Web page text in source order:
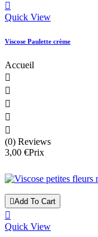

Quick View
Viscose Paulette crème
Accueil





(0) Reviews
3,00 €Prix
Add To Cart

Quick View